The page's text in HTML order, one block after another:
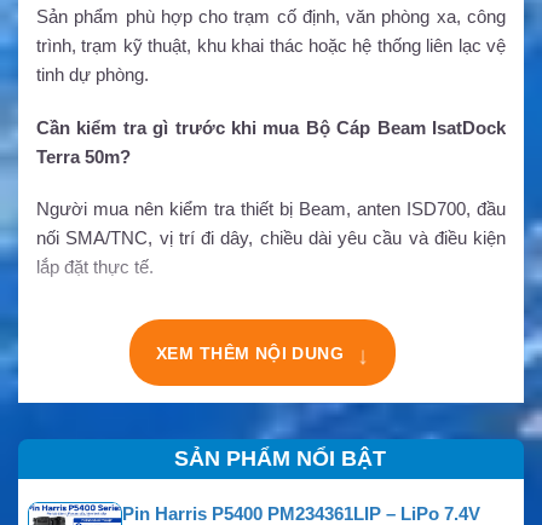
Sản phẩm phù hợp cho trạm cố định, văn phòng xa, công
trình, trạm kỹ thuật, khu khai thác hoặc hệ thống liên lạc vệ
tinh dự phòng.
Cần kiểm tra gì trước khi mua Bộ Cáp Beam IsatDock
Terra 50m?
Người mua nên kiểm tra thiết bị Beam, anten ISD700, đầu
nối SMA/TNC, vị trí đi dây, chiều dài yêu cầu và điều kiện
lắp đặt thực tế.
XEM THÊM NỘI DUNG ↓
SẢN PHẨM NỔI BẬT
Pin Harris P5400 PM234361LIP – LiPo 7.4V